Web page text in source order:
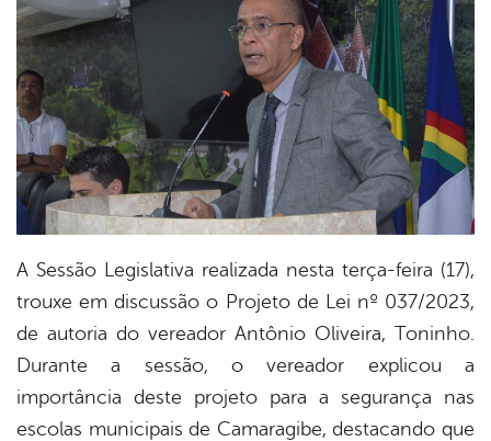
A Sessão Legislativa realizada nesta terça-feira (17),
trouxe em discussão o Projeto de Lei nº 037/2023,
de autoria do vereador Antônio Oliveira, Toninho.
Durante a sessão, o vereador explicou a
importância deste projeto para a segurança nas
escolas municipais de Camaragibe, destacando que